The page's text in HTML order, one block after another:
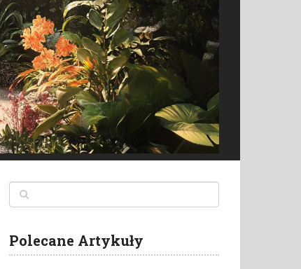
Polecane Artykuły